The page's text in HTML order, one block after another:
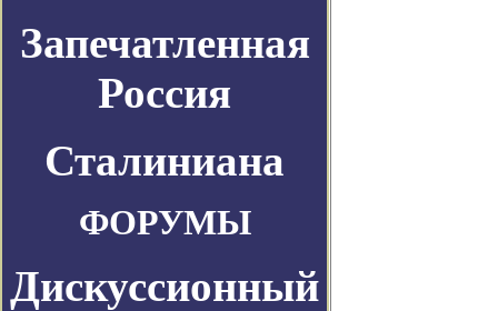
Запечатленная
Россия
Сталиниана
ФОРУМЫ
Дискуссионный